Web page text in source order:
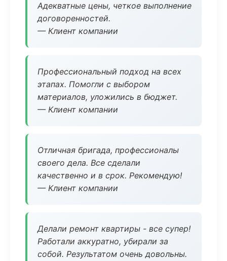
Адекватные цены, четкое выполнение
договоренностей.
— Клиент компании
Профессиональный подход на всех
этапах. Помогли с выбором
материалов, уложились в бюджет.
— Клиент компании
Отличная бригада, профессионалы
своего дела. Все сделали
качественно и в срок. Рекомендую!
— Клиент компании
Делали ремонт квартиры - все супер!
Работали аккуратно, убирали за
собой. Результатом очень довольны.